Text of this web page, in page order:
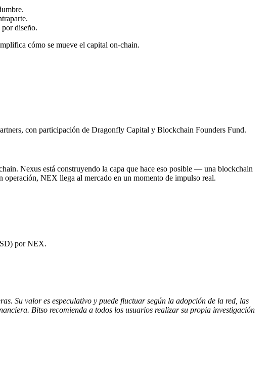
diseño.
cómo se mueve el capital on-chain.
con participación de Dragonfly Capital y Blockchain Founders Fund.
Nexus está construyendo la capa que hace eso posible — una blockchain
NEX llega al mercado en un momento de impulso real.
por NEX.
Su valor es especulativo y puede fluctuar según la adopción de la red, las
Bitso recomienda a todos los usuarios realizar su propia investigación